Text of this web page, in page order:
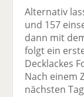
Alternativ
und 157
dann mit
folgt ein
Decklackes
Nach einem
nächsten